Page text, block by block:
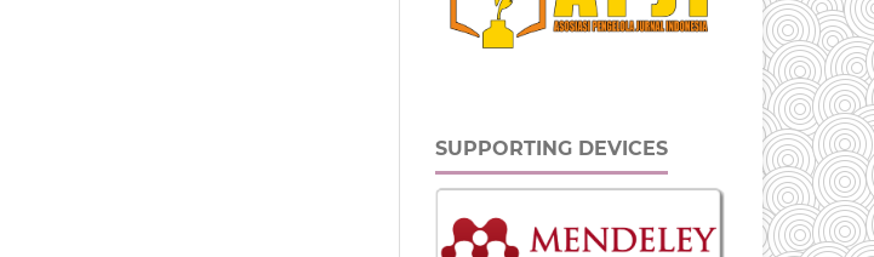
SUPPORTING DEVICES